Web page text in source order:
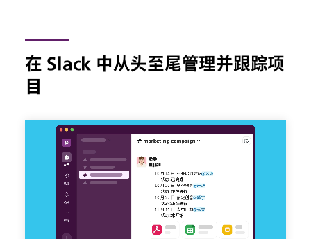
在 Slack 中从头至尾管理并跟踪项
目